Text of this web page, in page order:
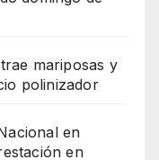
mariposas y
polinizador
en
en